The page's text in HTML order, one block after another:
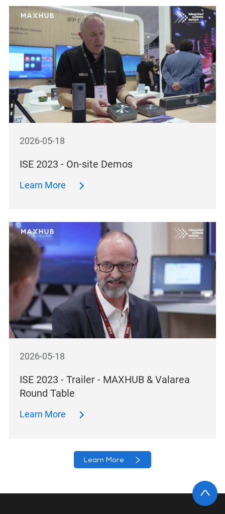
2026-05-18
ISE 2023 - On-site Demos
Learn More
2026-05-18
ISE 2023 - Trailer - MAXHUB & Valarea
Round Table
Learn More
Learn More